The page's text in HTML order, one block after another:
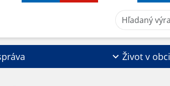
Hľadaný výraz...
Život v obci